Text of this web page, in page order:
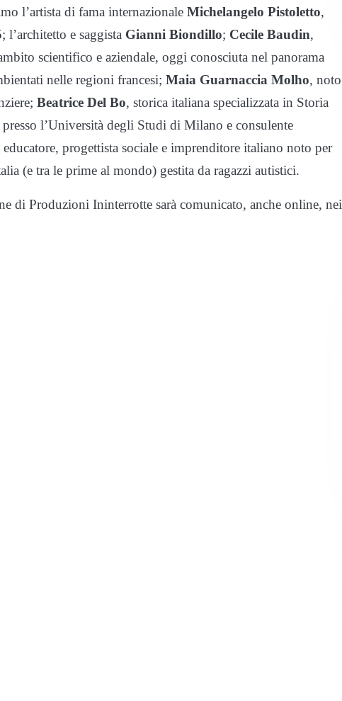
l’artista di fama internazionale Michelangelo Pistoletto,
e saggista Gianni Biondillo; Cecile Baudin,
scientifico e aziendale, oggi conosciuta nel panorama
nelle regioni francesi; Maia Guarnaccia Molho, noto
Beatrice Del Bo, storica italiana specializzata in Storia
l’Università degli Studi di Milano e consulente
educatore, progettista sociale e imprenditore italiano noto per
(e tra le prime al mondo) gestita da ragazzi autistici.
di Produzioni Ininterrotte sarà comunicato, anche online, nei